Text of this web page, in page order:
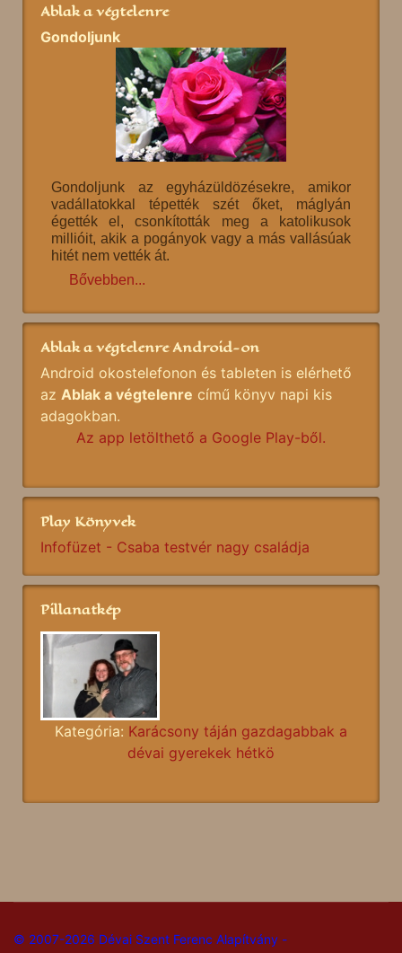
Ablak a végtelenre
Gondoljunk
Gondoljunk az egyházüldözésekre, amikor
vadállatokkal tépették szét őket, máglyán
égették el, csonkították meg a katolikusok
millióit, akik a pogányok vagy a más vallásúak
hitét nem vették át.
Bővebben...
Ablak a végtelenre Android-on
Android okostelefonon és tableten is elérhető
az Ablak a végtelenre című könyv napi kis
adagokban.
Az app letölthető a Google Play-ből.
Play Könyvek
Infofüzet - Csaba testvér nagy családja
Pillanatkép
Kategória: Karácsony táján gazdagabbak a
dévai gyerekek hétkö
© 2007-2026 Dévai Szent Ferenc Alapítvány -